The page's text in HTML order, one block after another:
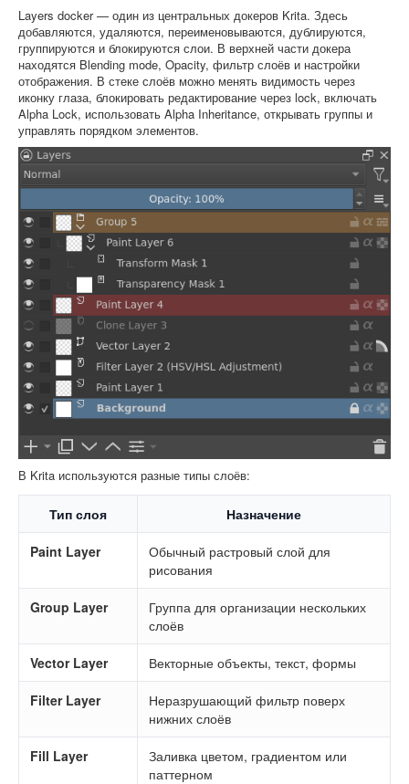
Layers docker — один из центральных докеров Krita. Здесь
добавляются, удаляются, переименовываются, дублируются,
группируются и блокируются слои. В верхней части докера
находятся Blending mode, Opacity, фильтр слоёв и настройки
отображения. В стеке слоёв можно менять видимость через
иконку глаза, блокировать редактирование через lock, включать
Alpha Lock, использовать Alpha Inheritance, открывать группы и
управлять порядком элементов.
В Krita используются разные типы слоёв:
Тип слоя Назначение
Paint Layer
Обычный растровый слой для
рисования
Group Layer
Группа для организации нескольких
слоёв
Vector Layer Векторные объекты, текст, формы
Filter Layer
Неразрушающий фильтр поверх
нижних слоёв
Fill Layer
Заливка цветом, градиентом или
паттерном